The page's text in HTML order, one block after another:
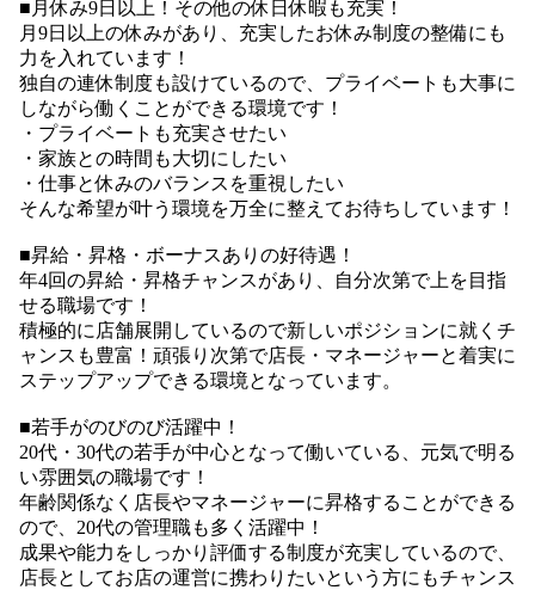
■月休み9日以上！その他の休日休暇も充実！
月9日以上の休みがあり、充実したお休み制度の整備にも
力を入れています！
独自の連休制度も設けているので、プライベートも大事に
しながら働くことができる環境です！
・プライベートも充実させたい
・家族との時間も大切にしたい
・仕事と休みのバランスを重視したい
そんな希望が叶う環境を万全に整えてお待ちしています！
■昇給・昇格・ボーナスありの好待遇！
年4回の昇給・昇格チャンスがあり、自分次第で上を目指
せる職場です！
積極的に店舗展開しているので新しいポジションに就くチ
ャンスも豊富！頑張り次第で店長・マネージャーと着実に
ステップアップできる環境となっています。
■若手がのびのび活躍中！
20代・30代の若手が中心となって働いている、元気で明る
い雰囲気の職場です！
年齢関係なく店長やマネージャーに昇格することができる
ので、20代の管理職も多く活躍中！
成果や能力をしっかり評価する制度が充実しているので、
店長としてお店の運営に携わりたいという方にもチャンス